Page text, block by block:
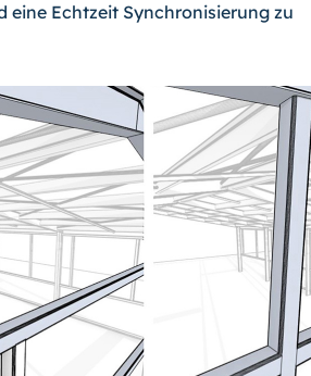
eine Echtzeit Synchronisierung zu